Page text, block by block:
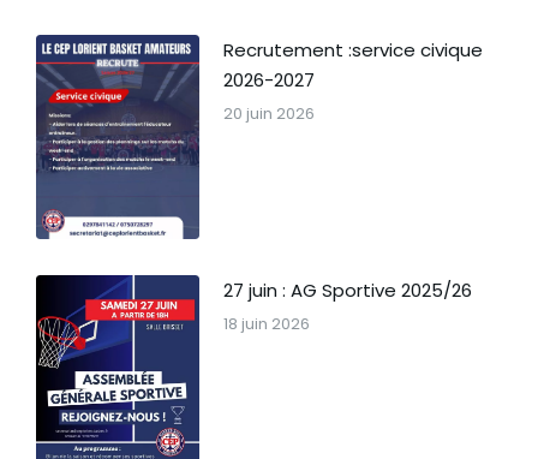
Recrutement :service civique
2026-2027
20 juin 2026
27 juin : AG Sportive 2025/26
18 juin 2026